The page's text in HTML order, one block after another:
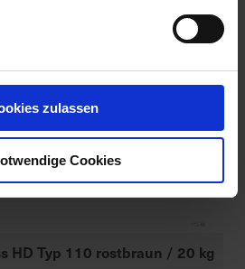
zulassen
Cookies
HD Typ 110 rostbraun / 20 kg